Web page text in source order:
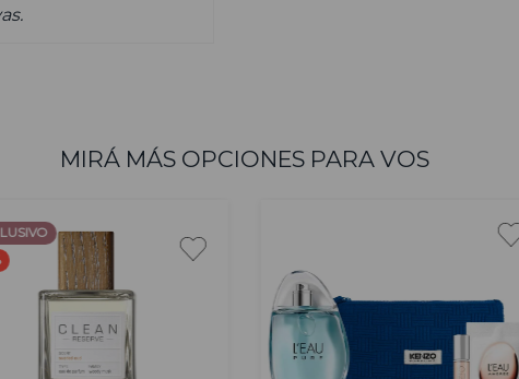
MIRÁ MÁS OPCIONES PARA VOS